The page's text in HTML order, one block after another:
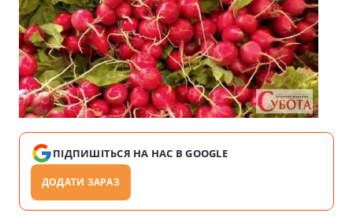
ПІДПИШІТЬСЯ НА НАС В GOOGLE
ДОДАТИ ЗАРАЗ